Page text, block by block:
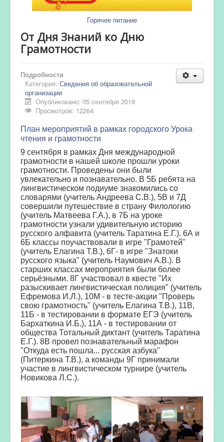
Горячее питание
От Дня Знаний ко Дню
Грамотности
Подробности
Категория: Сведения об образовательной
организации
Опубликовано: 05 сентября 2019
Просмотров: 12264
План мероприятий в рамках городского Урока
чтения и грамотности
9 сентября в рамках Дня международной
грамотности в нашей школе прошли уроки
грамотности. Проведены они были
увлекательно и познавательно. В 5Б ребята на
лингвистическом подиуме знакомились со
словарями (учитель Андреева С.В.), 5В и 7Д
совершили путешествие в страну Филологию
(учитель Матвеева Г.А.), в 7Б на уроке
грамотности узнали удивительную историю
русского алфавита (учитель Таратина Е.Г.). 6А и
6Б классы поучаствовали в игре "Грамотей"
(учитель Елагина Т.В.), 6Г- в игре "Знатоки
русского языка" (учитель Наумович А.В.). В
старших классах мероприятия были более
серьёзными. 8Г участвовал в квесте "Их
разыскивает лингвистическая полиция" (учитель
Ефремова И.Л.), 10М - в тесте-акции "Проверь
свою грамотность" (учитель Елагина Т.В.), 11В,
11Б - в тестировании в формате ЕГЭ (учитель
Бархаткина И.Б.), 11А - в тестировании от
общества Тотальный диктант (учитель Таратина
Е.Г.). 8В провел познавательный марафон
"Откуда есть пошла... русская азбука"
(Питеркина Т.В.), а команды 9Г принимали
участие в лингвистическом турнире (учитель
Новикова Л.С.).